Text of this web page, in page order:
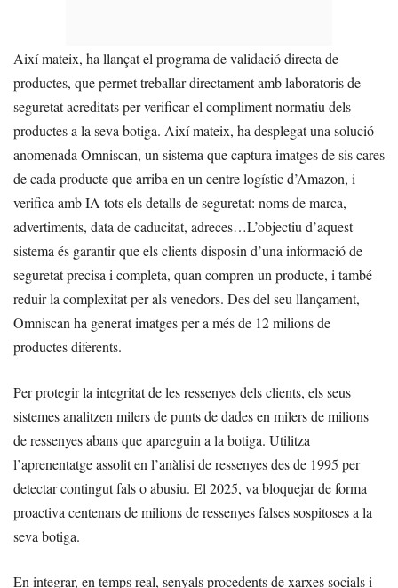
Així mateix, ha llançat el programa de validació directa de
productes, que permet treballar directament amb laboratoris de
seguretat acreditats per verificar el compliment normatiu dels
productes a la seva botiga. Així mateix, ha desplegat una solució
anomenada Omniscan, un sistema que captura imatges de sis cares
de cada producte que arriba en un centre logístic d’Amazon, i
verifica amb IA tots els detalls de seguretat: noms de marca,
advertiments, data de caducitat, adreces…L’objectiu d’aquest
sistema és garantir que els clients disposin d’una informació de
seguretat precisa i completa, quan compren un producte, i també
reduir la complexitat per als venedors. Des del seu llançament,
Omniscan ha generat imatges per a més de 12 milions de
productes diferents.
Per protegir la integritat de les ressenyes dels clients, els seus
sistemes analitzen milers de punts de dades en milers de milions
de ressenyes abans que apareguin a la botiga. Utilitza
l’aprenentatge assolit en l’anàlisi de ressenyes des de 1995 per
detectar contingut fals o abusiu. El 2025, va bloquejar de forma
proactiva centenars de milions de ressenyes falses sospitoses a la
seva botiga.
En integrar, en temps real, senyals procedents de xarxes socials i